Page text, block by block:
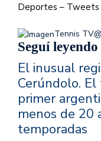
Deportes – Tweets
Tennis TV
Seguí leyendo
El inusual
Cerúndolo.
primer
menos de 20
temporadas